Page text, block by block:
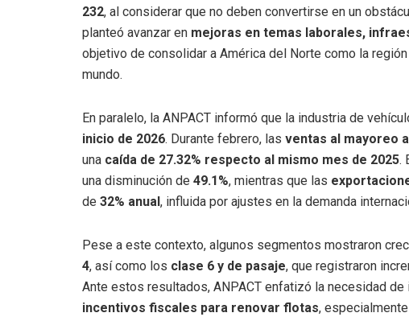
232, al considerar que no deben convertirse en un
planteó avanzar en mejoras en temas laborales,
objetivo de consolidar a América del Norte como la
mundo.
En paralelo, la ANPACT informó que la industria de
inicio de 2026. Durante febrero, las ventas al mayoreo
una caída de 27.32% respecto al mismo mes de 2025.
una disminución de 49.1%, mientras que las
de 32% anual , influida por ajustes en la demanda
Pese a este contexto, algunos segmentos mostraron
4, así como los clase 6 y de pasaje, que registraron
Ante estos resultados, ANPACT enfatizó la necesidad de
incentivos fiscales para renovar flotas,